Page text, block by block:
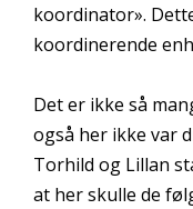
koordinator».
koordinerende
Det er ikke så
også her ikke var
Torhild og Lillan
at her skulle de